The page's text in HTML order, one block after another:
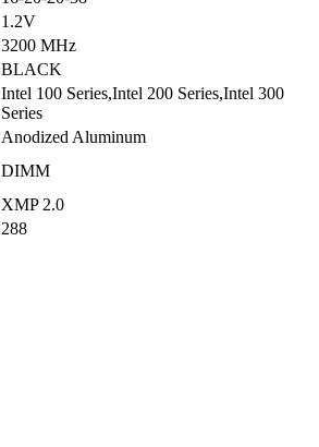
1.2V
3200 MHz
BLACK
Intel 100 Series,Intel 200 Series,Intel 300
Series
Anodized Aluminum
DIMM
XMP 2.0
288